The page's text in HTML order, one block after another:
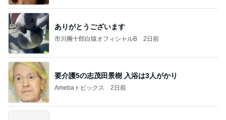
ありがとうございます
市川團十郎白猿オフィシャルB 2日前
要介護5の志茂田景樹 入浴は3人がかり
Amebaトピックス 2日前